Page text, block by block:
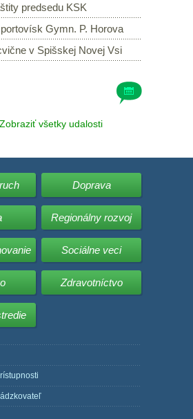
predsedu KSK
Gymn. P. Horova
v Spišskej Novej Vsi
Zobraziť všetky udalosti
Doprava
Regionálny rozvoj
Sociálne veci
Zdravotníctvo